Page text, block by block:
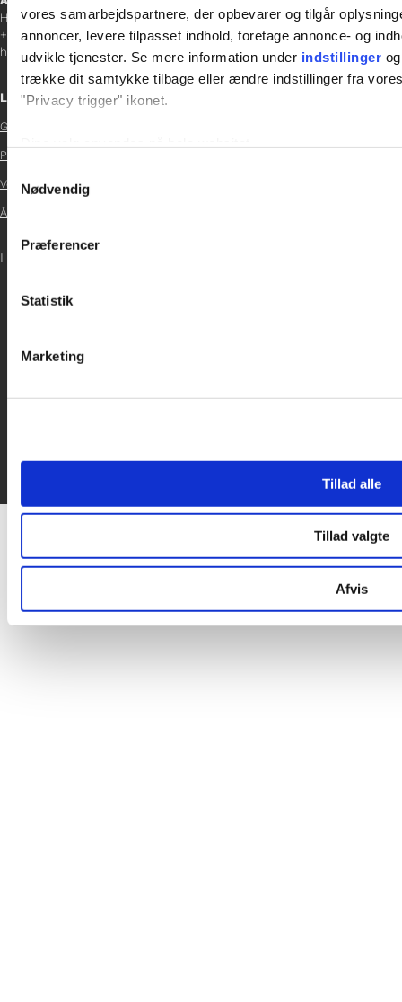
vores samarbejdspartnere, der opbevarer og tilgår
annoncer, levere tilpasset indhold, foretage annonce- og
udvikle tjenester. Se mere information under indstillinger
trække dit samtykke tilbage eller ændre indstillinger fra
"Privacy trigger" ikonet.
Vi bruger cookies til at tilpasse vores indhold og annoncer,
data med andre oplysninger, du har givet dem, eller som de
Nødvendig
Præferencer
Statistik
Marketing
Tillad alle
Tillad valgte
Afvis
Helene Teichert
+45 29 37 32 41
helene.t@gladfonden.dk
Links
Glad Fonden
Persondatapolitik
Vedtægter
Årsrapport 2024
LOG IND
